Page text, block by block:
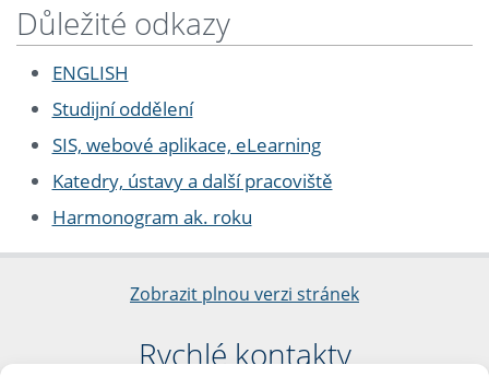
Důležité odkazy
ENGLISH
Studijní oddělení
SIS, webové aplikace, eLearning
Katedry, ústavy a další pracoviště
Harmonogram ak. roku
Zobrazit plnou verzi stránek
Rychlé kontakty